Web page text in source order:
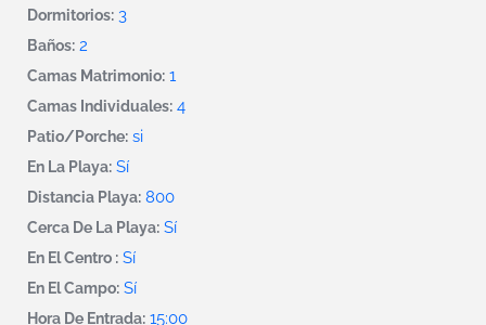
Dormitorios: 3
Baños: 2
Camas Matrimonio: 1
Camas Individuales: 4
Patio/Porche: si
En La Playa: Sí
Distancia Playa: 800
Cerca De La Playa: Sí
En El Centro : Sí
En El Campo: Sí
Hora De Entrada: 15:00